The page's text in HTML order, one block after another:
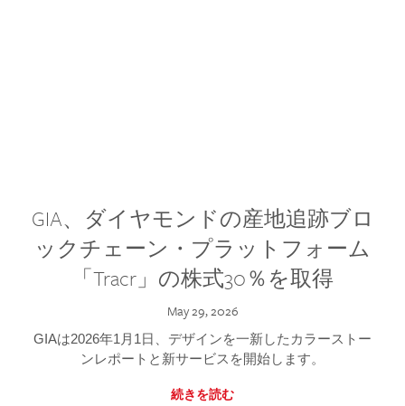
GIA、ダイヤモンドの産地追跡ブロ
ックチェーン・プラットフォーム
「Tracr」の株式30％を取得
May 29, 2026
GIAは2026年1月1日、デザインを一新したカラーストー
ンレポートと新サービスを開始します。
続きを読む